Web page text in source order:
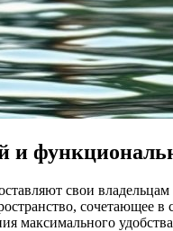
и
свои
сочетающее
максимального